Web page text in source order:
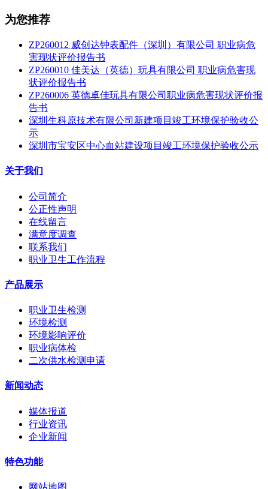
为您推荐
ZP260012 威创达钟表配件（深圳）有限公司 职业病危
害现状评价报告书
ZP260010 佳美达（英德）玩具有限公司 职业病危害现
状评价报告书
ZP260006 英德卓佳玩具有限公司职业病危害现状评价报
告书
深圳生科原技术有限公司新建项目竣工环境保护验收公
示
深圳市宝安区中心血站建设项目竣工环境保护验收公示
关于我们
公司简介
公正性声明
在线留言
满意度调查
联系我们
职业卫生工作流程
产品展示
职业卫生检测
环境检测
环境影响评价
职业病体检
二次供水检测申请
新闻动态
媒体报道
行业资讯
企业新闻
特色功能